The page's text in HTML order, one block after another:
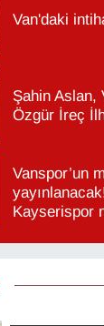
Van'daki
Şahin Aslan,
Özgür İreç
Vanspor’un
Kayserispor